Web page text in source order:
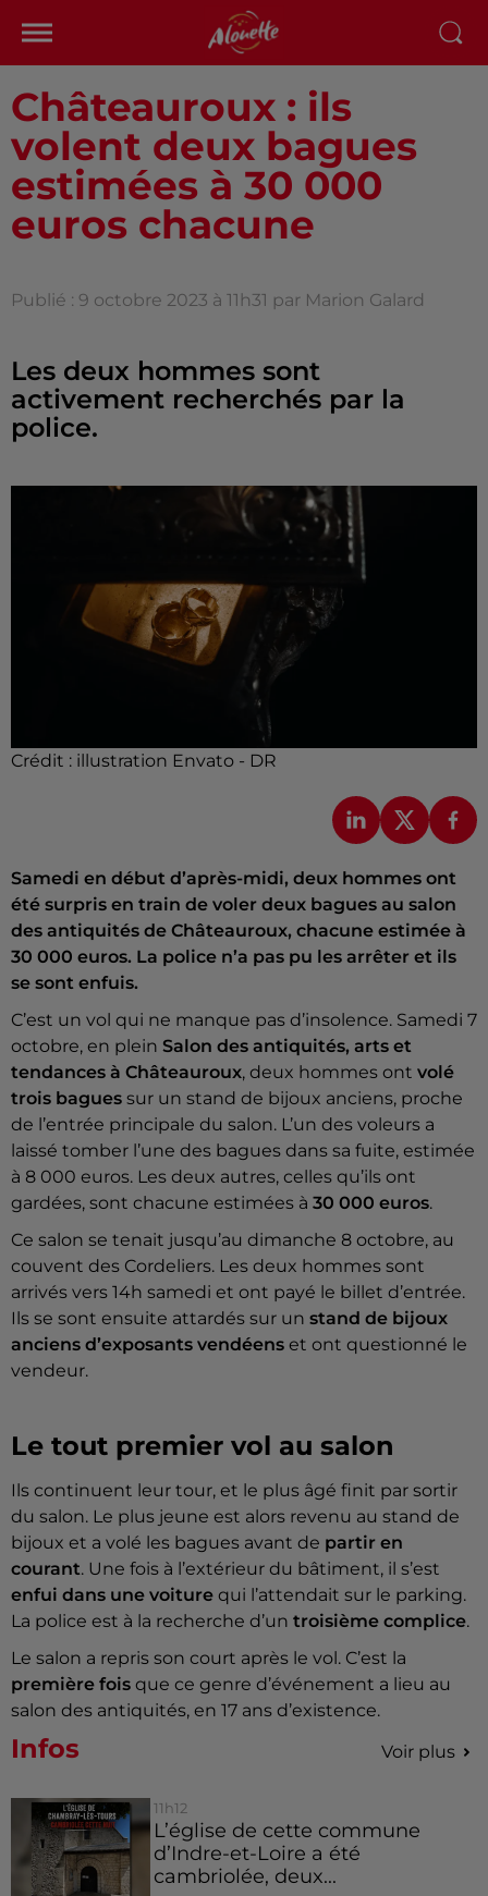
Châteauroux : ils
volent deux bagues
estimées à 30 000
euros chacune
Publié : 9 octobre 2023 à 11h31 par Marion Galard
Les deux hommes sont
activement recherchés par la
police.
Crédit : illustration Envato - DR
Samedi en début d’après-midi, deux hommes ont
été surpris en train de voler deux bagues au salon
des antiquités de Châteauroux, chacune estimée à
30 000 euros. La police n’a pas pu les arrêter et ils
se sont enfuis.
C’est un vol qui ne manque pas d’insolence. Samedi 7
octobre, en plein Salon des antiquités, arts et
tendances à Châteauroux, deux hommes ont volé
trois bagues sur un stand de bijoux anciens, proche
de l’entrée principale du salon. L’un des voleurs a
laissé tomber l’une des bagues dans sa fuite, estimée
à 8 000 euros. Les deux autres, celles qu’ils ont
gardées, sont chacune estimées à 30 000 euros.
Ce salon se tenait jusqu’au dimanche 8 octobre, au
couvent des Cordeliers. Les deux hommes sont
arrivés vers 14h samedi et ont payé le billet d’entrée.
Ils se sont ensuite attardés sur un stand de bijoux
anciens d’exposants vendéens et ont questionné le
vendeur.
Le tout premier vol au salon
Ils continuent leur tour, et le plus âgé finit par sortir
du salon. Le plus jeune est alors revenu au stand de
bijoux et a volé les bagues avant de partir en
courant. Une fois à l’extérieur du bâtiment, il s’est
enfui dans une voiture qui l’attendait sur le parking.
La police est à la recherche d’un troisième complice.
Le salon a repris son court après le vol. C’est la
première fois que ce genre d’événement a lieu au
salon des antiquités, en 17 ans d’existence.
Infos Voir plus
11h12
L’église de cette commune
d’Indre-et-Loire a été
cambriolée, deux...